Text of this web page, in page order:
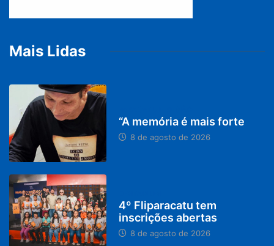
Mais Lidas
“A memória é mais forte
8 de agosto de 2026
4º Fliparacatu tem
inscrições abertas
8 de agosto de 2026